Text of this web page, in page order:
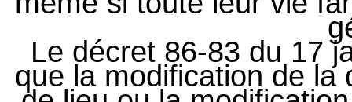
Le décret 86-83 du 17
que la modification de la